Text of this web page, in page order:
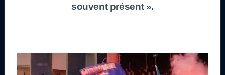
souvent présent ».